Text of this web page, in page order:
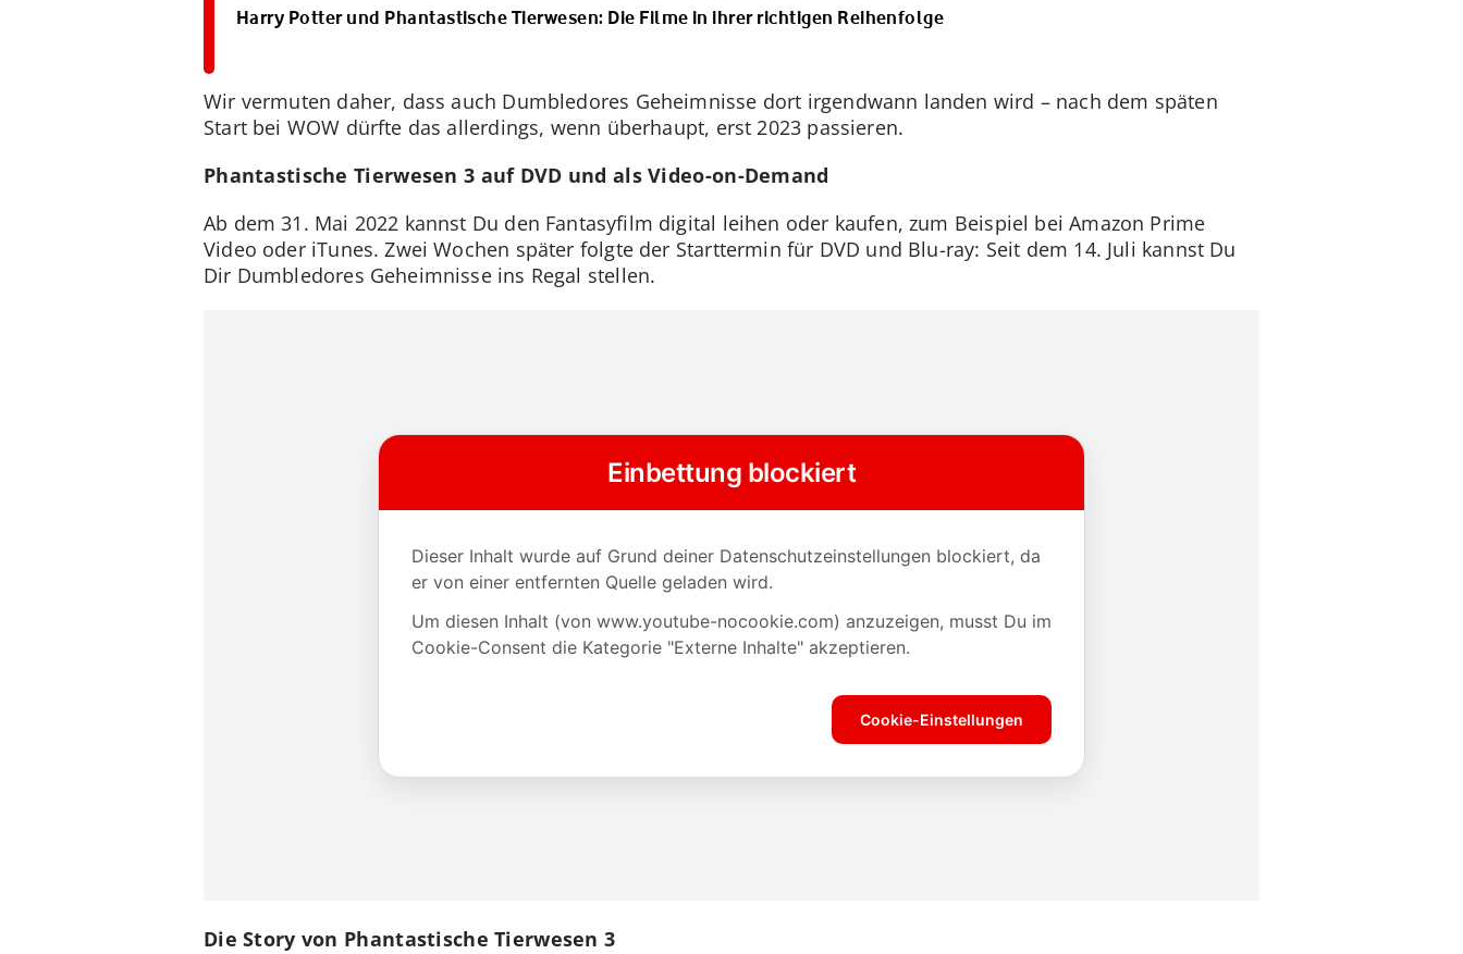
Harry Potter und Phantastische Tierwesen: Die Filme in ihrer richtigen Reihenfolge
Wir vermuten daher, dass auch Dumbledores Geheimnisse dort irgendwann landen wird – nach dem späten
Start bei WOW dürfte das allerdings, wenn überhaupt, erst 2023 passieren.
Phantastische Tierwesen 3 auf DVD und als Video-on-Demand
Ab dem 31. Mai 2022 kannst Du den Fantasyfilm digital leihen oder kaufen, zum Beispiel bei Amazon Prime
Video oder iTunes. Zwei Wochen später folgte der Starttermin für DVD und Blu-ray: Seit dem 14. Juli kannst Du
Dir Dumbledores Geheimnisse ins Regal stellen.
Die Story von Phantastische Tierwesen 3